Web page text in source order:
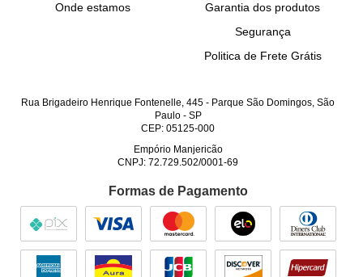
Onde estamos
Garantia dos produtos
Segurança
Politica de Frete Grátis
Rua Brigadeiro Henrique Fontenelle, 445 - Parque São Domingos, São
Paulo- SP
CEP: 05125-000
Empório Manjericão
CNPJ: 72.729.502/0001-69
Formas de Pagamento